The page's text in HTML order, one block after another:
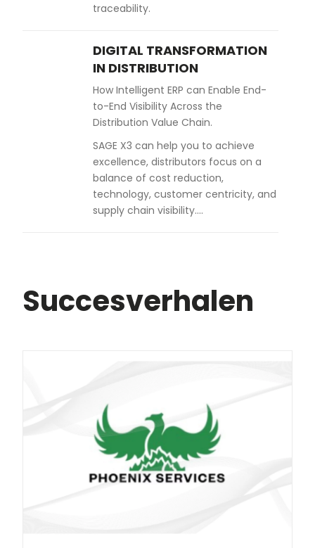
traceability.
DIGITAL TRANSFORMATION
IN DISTRIBUTION
How Intelligent ERP can Enable End-
to-End Visibility Across the
Distribution Value Chain.
SAGE X3 can help you to achieve
excellence, distributors focus on a
balance of cost reduction,
technology, customer centricity, and
supply chain visibility….
Succesverhalen